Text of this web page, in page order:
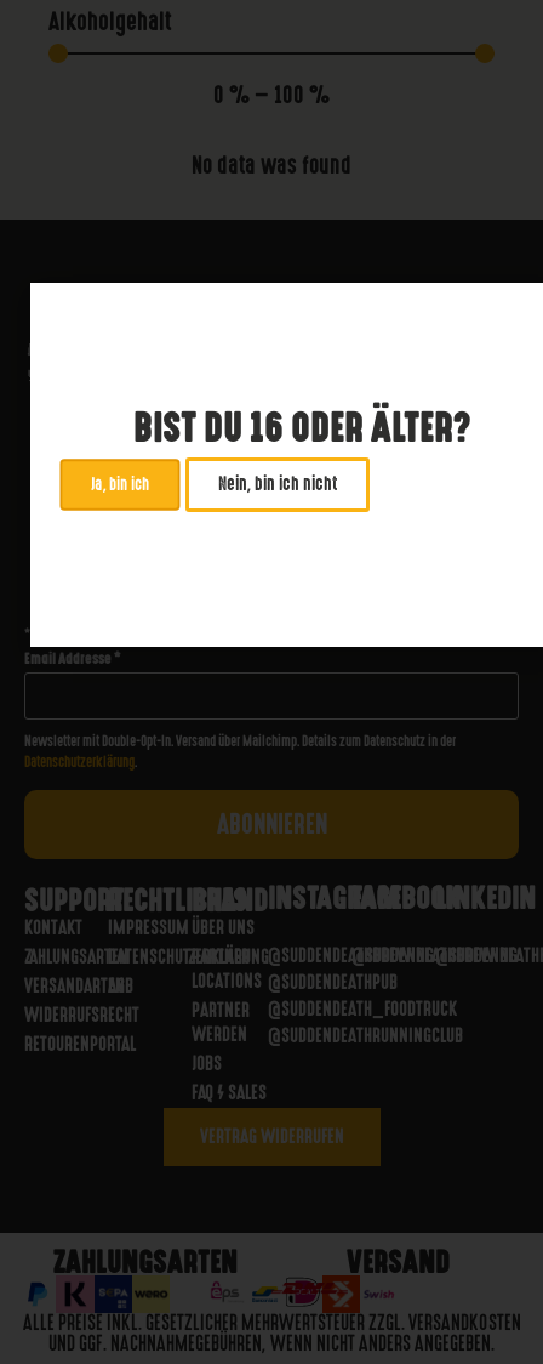
Alkoholgehalt
0 % — 100 %
No data was found
*
Email Addresse*
Newsletter mit Double-Opt-In. Versand über Mailchimp. Details zum Datenschutz in der
Datenschutzerklärung.
SUPPORT
KONTAKT
ZAHLUNGSARTEN
VERSANDARTEN
WIDERRUFSRECHT
RETOURENPORTAL
RECHTLICHES
IMPRESSUM
DATENSCHUTZERKLÄRUNG
AGB
BRAND
ÜBER UNS
PARTNER
LOCATIONS
PARTNER
WERDEN
JOBS
FAQ / SALES
INSTAGRAM
@SUDDENDEATHBREWING
@SUDDENDEATHPUB
@SUDDENDEATH_FOODTRUCK
@SUDDENDEATHRUNNINGCLUB
FACEBOOK
@SUDDENDEATHBREWING
LINKEDIN
VERTRAG WIDERRUFEN
ZAHLUNGSARTEN VERSAND
ALLE PREISE INKL. GESETZLICHER MEHRWERTSTEUER ZZGL. VERSANDKOSTEN
UND GGF. NACHNAHMEGEBÜHREN, WENN NICHT ANDERS ANGEGEBEN.
BIST DU 16 ODER ÄLTER?
Ja, bin ich Nein, bin ich nicht